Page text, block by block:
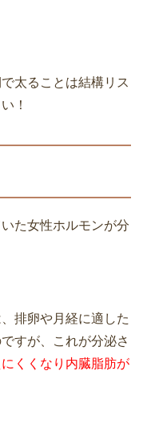
太ることは結構リス
！
た女性ホルモンが分
排卵や月経に適した
すが、これが分泌さ
くくなり内臓脂肪が